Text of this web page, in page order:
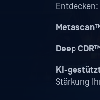
Entdecken:
Deep
KI-
Stärkung